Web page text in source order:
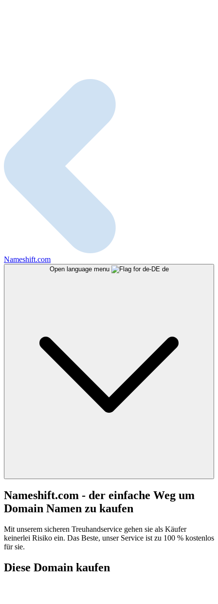
Nameshift.com
Open language menu de
Nameshift.com - der einfache Weg um
Domain Namen zu kaufen
Mit unserem sicheren Treuhandservice gehen sie als Käufer
keinerlei Risiko ein. Das Beste, unser Service ist zu 100 % kostenlos
für sie.
Diese Domain kaufen